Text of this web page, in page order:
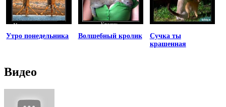
Утро понедельника Волшебный кролик
Сучка ты
крашенная
Видео